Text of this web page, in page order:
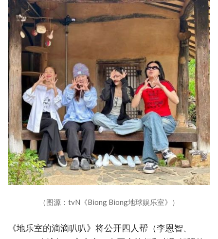
（图源：tvN《Biong Biong地球娱乐室》）
《地乐室的滴滴叭叭》将公开四人帮（李恩智、